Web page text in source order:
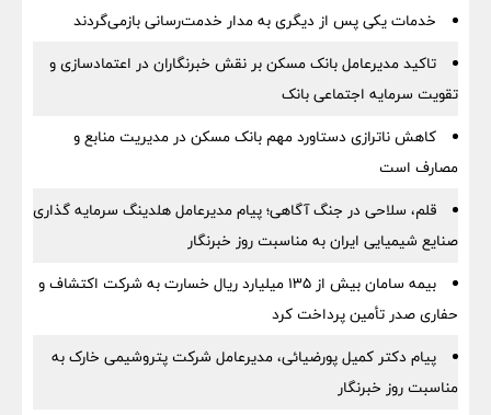
خدمات یکی پس از دیگری به مدار خدمت‌رسانی بازمی‌گردند
تاکید مدیرعامل بانک مسکن بر نقش خبرنگاران در اعتمادسازی و
تقویت سرمایه اجتماعی بانک
کاهش ناترازی دستاورد مهم بانک مسکن در مدیریت منابع و
مصارف است
قلم، سلاحی در جنگ آگاهی؛ پیام مدیرعامل هلدینگ سرمایه گذاری
صنایع شیمیایی ایران به مناسبت روز خبرنگار
بیمه سامان بیش از ۱۳۵ میلیارد ریال خسارت به شرکت اکتشاف و
حفاری صدر تأمین پرداخت کرد
پیام دکتر کمیل پورضیائی، مدیرعامل شرکت پتروشیمی خارک به
مناسبت روز خبرنگار